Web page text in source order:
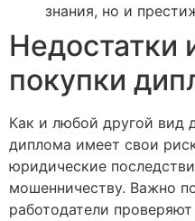
знания, но и
Недостатки
покупки
Как и любой другой вид
диплома имеет свои
юридические
мошенничеству. Важно
работодатели